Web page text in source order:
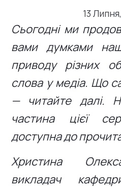
13
Сьогодні ми
вами думками
приводу різних
слова у медіа. Що
— читайте далі.
частина цієї
доступна до
Христина
викладач